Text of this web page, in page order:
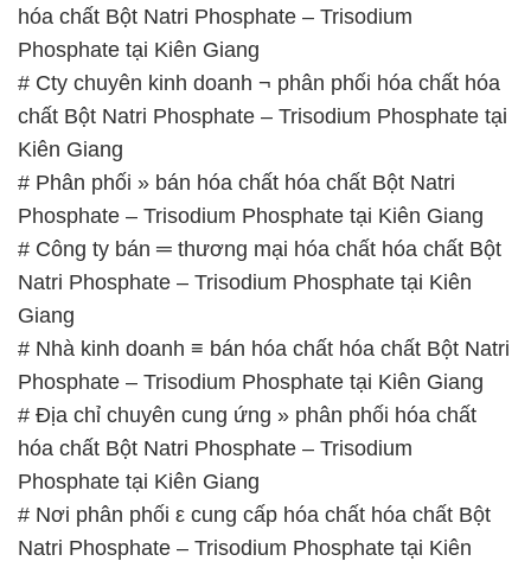
hóa chất Bột Natri Phosphate – Trisodium
Phosphate tại Kiên Giang
# Cty chuyên kinh doanh ¬ phân phối hóa chất hóa
chất Bột Natri Phosphate – Trisodium Phosphate tại
Kiên Giang
# Phân phối » bán hóa chất hóa chất Bột Natri
Phosphate – Trisodium Phosphate tại Kiên Giang
# Công ty bán ═ thương mại hóa chất hóa chất Bột
Natri Phosphate – Trisodium Phosphate tại Kiên
Giang
# Nhà kinh doanh ≡ bán hóa chất hóa chất Bột Natri
Phosphate – Trisodium Phosphate tại Kiên Giang
# Địa chỉ chuyên cung ứng » phân phối hóa chất
hóa chất Bột Natri Phosphate – Trisodium
Phosphate tại Kiên Giang
# Nơi phân phối ε cung cấp hóa chất hóa chất Bột
Natri Phosphate – Trisodium Phosphate tại Kiên